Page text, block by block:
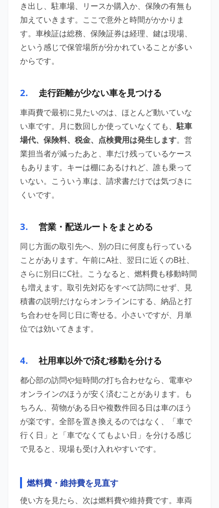
き出し、駐車場、リースか購入か、保険の有無も
加えていきます。ここで意外と時間がかかりま
す。車検証は総務、保険証券は経理、鍵は現場、
という感じで保管場所が分かれていることが多い
からです。
2. 走行距離が少ない車を見つける
車両費で最初に見たいのは、ほとんど動いていな
い車です。月に数回しか使っていなくても、駐車
場代、保険料、税金、点検費用は発生します。営
業担当者が減ったあと、車だけ残っているケース
もあります。キーは棚にあるけれど、誰も乗って
いない。こういう車は、請求書だけでは気づきに
くいです。
3. 営業・配送ルートをまとめる
同じ方面の取引先へ、別の日に何度も行っている
ことがあります。午前にA社、翌日に近くのB社、
さらに別日にC社。こうなると、燃料費も移動時間
も増えます。取引先対応をすべて訪問にせず、見
積書の説明だけならオンラインにする、納品と打
ち合わせを同じ日に寄せる。小さいですが、月単
位では効いてきます。
4. 社用車以外で済む移動を分ける
都心部の訪問や短時間の打ち合わせなら、電車や
オンラインのほうが安く済むことがあります。も
ちろん、荷物がある日や複数件回る日は車のほう
が楽です。全部を置き換えるのではなく、「車で
行く日」と「車でなくてもよい日」を分ける感じ
で見ると、現場も受け入れやすいです。
燃料費・維持費を見直す
使い方を見たら、次は燃料費や維持費です。車両